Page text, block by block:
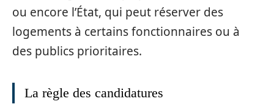
ou encore l’État, qui peut réserver des
logements à certains fonctionnaires ou à
des publics prioritaires.
La règle des candidatures